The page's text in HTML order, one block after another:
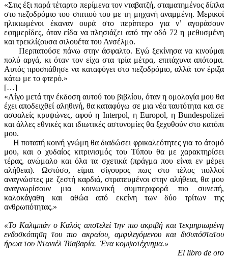
«Στις έξι παρά τέταρτο περίμενα τον νταβατζή, σταματημένος δίπλα
στο πεζοδρόμιο του σπιτιού του με τη μηχανή αναμμένη. Μερικοί
ηλικιωμένοι έκαναν ουρά στο περίπτερο για ν’ αγοράσουν
εφημερίδες, όταν είδα να πλησιάζει από την οδό 72 η μεθυσμένη
και τρεκλίζουσα σιλουέτα του Ανσέλμο.
Περπατούσε πάνω στην άσφαλτο. Εγώ ξεκίνησα να κινούμαι
πολύ αργά, κι όταν τον είχα στα τρία μέτρα, επιτάχυνα απότομα.
Αυτός προσπάθησε να καταφύγει στο πεζοδρόμιο, αλλά τον έριξα
κάτω με το φτερό.»
[…]
«Λίγο μετά την έκδοση αυτού του βιβλίου, όταν η ομολογία μου θα
έχει αποδειχθεί αληθινή, θα καταφύγω σε μια νέα ταυτότητα και σε
ασφαλείς κρυψώνες, αφού η Interpol, η Europol, η Bundespolizei
και άλλες εθνικές και ιδιωτικές αστυνομίες θα ξεχυθούν στο κατόπι
μου.
Η ποταπή κοινή γνώμη θα διαδώσει φρικαλεότητες για το άτομό
μου, και ο χυδαίος κιτρινισμός του Τύπου θα με χαρακτηρίσει
τέρας, ανώμαλο και όλα τα σχετικά (πράγμα που είναι εν μέρει
αλήθεια). Ωστόσο, είμαι σίγουρος πως στο τέλος πολλοί
αναγνώστες με ζεστή καρδιά, στρατευμένοι στην αλήθεια, θα μου
αναγνωρίσουν μια κοινωνική συμπεριφορά πιο συνεπή,
καλοκάγαθη και αθώα από εκείνη των δύο τρίτων της
ανθρωπότητας.»
«Το Καλιμπάν ο Καλός αποτελεί την πιο ακριβή και τεκμηριωμένη
ενδοσκόπηση του πιο ακραίου, αμφιλεγόμενου και δισυπόστατου
ήρωα του Ντανιέλ Τσαβαρία. Ένα κομψοτέχνημα.»
El libro de oro